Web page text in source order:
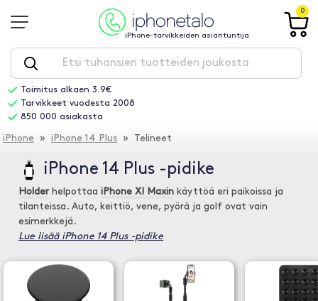
iPhone-tarvikkeiden asiantuntija
0
Toimitus alkaen 3.9€
Tarvikkeet vuodesta 2008
850 000 asiakasta
iPhone » iPhone 14 Plus » Telineet
iPhone 14 Plus -pidike
Holder helpottaa iPhone XI Maxin käyttöä eri paikoissa ja
tilanteissa. Auto, keittiö, vene, pyörä ja golf ovat vain
esimerkkejä.
Lue lisää iPhone 14 Plus -pidike